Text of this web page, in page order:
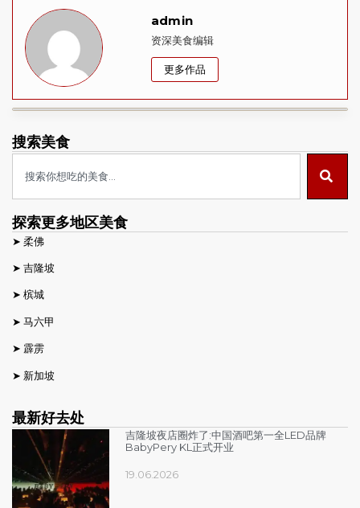
admin
资深美食编辑
更多作品
搜索美食
探索更多地区美食
最新好去处
吉隆坡夜店圈炸了:中国酒吧第一全LED品牌
BabyPery KL正式开业
19.06.2026
➤ 柔佛
➤ 吉隆坡
➤ 槟城
➤ 马六甲
➤ 霹雳
➤ 新加坡